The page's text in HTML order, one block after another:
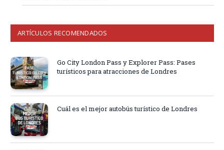
ARTÍCULOS RECOMENDADOS
Go City London Pass y Explorer Pass: Pases
turísticos para atracciones de Londres
Cuál es el mejor autobús turístico de Londres